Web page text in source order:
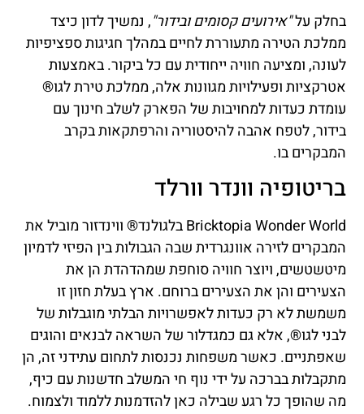
בחלק על"אירועים קסומים ובידור", נמשיך לדון כיצד
ממלכת הטירה מתעוררת לחיים במהלך חגיגות ספציפיות
לעונה, ומציעה חוויה ייחודית עם כל ביקור. באמצעות
אטרקציות ופעילויות מגוונות אלה, ממלכת טירת לגו®
עומדת כעדות למחויבות של הפארק לשלב חינוך עם
בידור, לטפח אהבה להיסטוריה והרפתקאות בקרב
המבקרים בו.
בריטופיה וונדר וורלד
Bricktopia Wonder World בלגולנד® ווינדזור מוביל את
המבקרים לזירה אוונגרדית שבה הגבולות בין הפיזי לדמיון
מיטשטשים, ויוצר חוויה סוחפת שמהדהדת הן את
הצעירים והן את הצעירים ברוחם. ארץ בעלת חזון זו
משמשת לא רק כעדות לאפשרויות הבלתי מוגבלות של
לבני לגו®, אלא גם כמגדלור של השראה לבנאים והוגים
שאפתניים. כאשר משפחות נכנסות לתחום עתידני זה, הן
מתקבלות בברכה על ידי נוף חי המשלב חדשנות עם כיף,
מה שהופך כל רגע שבילה כאן להזדמנות ללמוד ולצמוח.